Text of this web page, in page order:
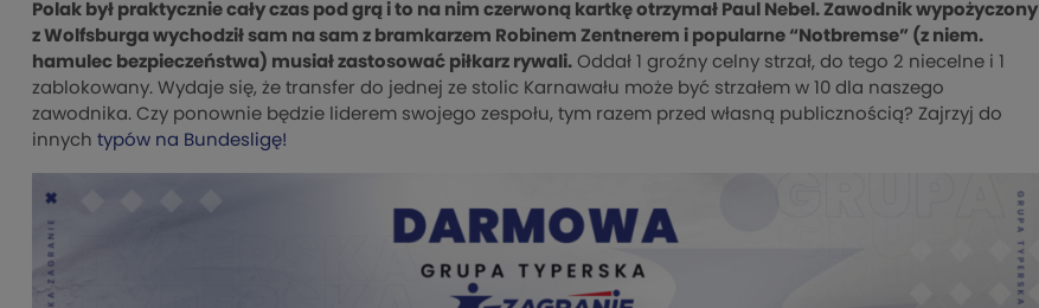
Polak był praktycznie cały czas pod grą i to na nim czerwoną kartkę otrzymał Paul Nebel. Zawodnik wypożyczony
z Wolfsburga wychodził sam na sam z bramkarzem Robinem Zentnerem i popularne “Notbremse” (z niem.
hamulec bezpieczeństwa) musiał zastosować piłkarz rywali. Oddał 1 groźny celny strzał, do tego 2 niecelne i 1
zablokowany. Wydaje się, że transfer do jednej ze stolic Karnawału może być strzałem w 10 dla naszego
zawodnika. Czy ponownie będzie liderem swojego zespołu, tym razem przed własną publicznością? Zajrzyj do
innych typów na Bundesligę!